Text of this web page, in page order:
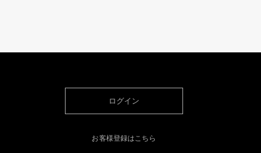
ログイン
お客様登録はこちら